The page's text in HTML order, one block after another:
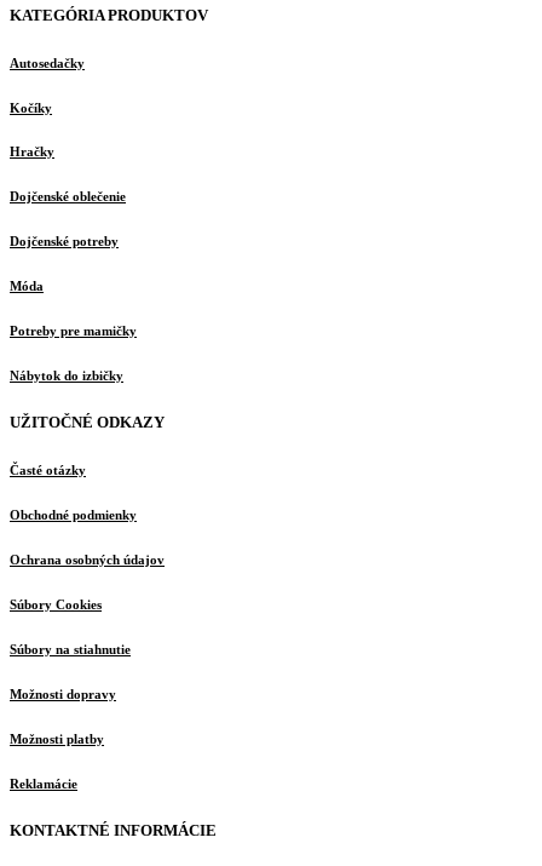
KATEGÓRIA PRODUKTOV
Autosedačky
Kočíky
Hračky
Dojčenské oblečenie
Dojčenské potreby
Móda
Potreby pre mamičky
Nábytok do izbičky
UŽITOČNÉ ODKAZY
Časté otázky
Obchodné podmienky
Ochrana osobných údajov
Súbory Cookies
Súbory na stiahnutie
Možnosti dopravy
Možnosti platby
Reklamácie
KONTAKTNÉ INFORMÁCIE